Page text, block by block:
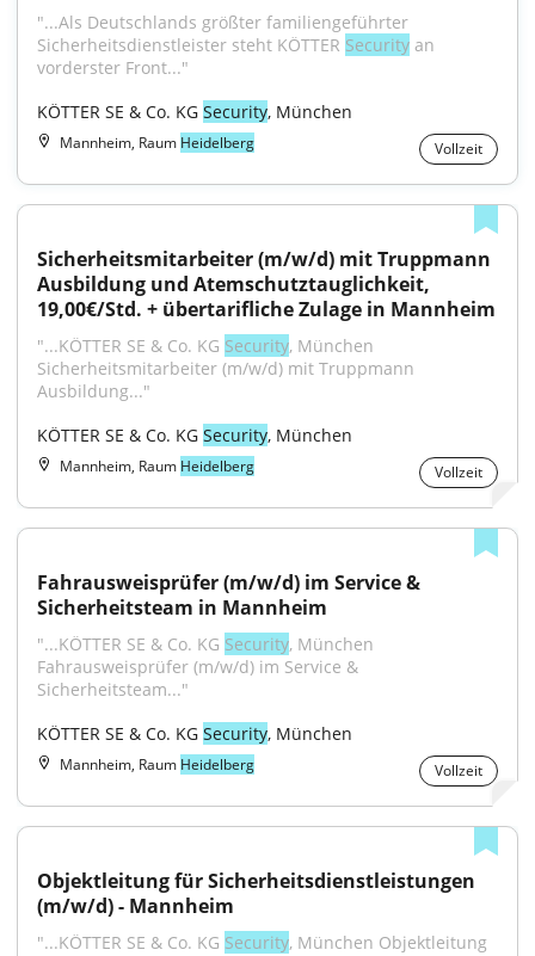
"...Als Deutschlands größter familiengeführter
Sicherheitsdienstleister steht KÖTTER Security an
vorderster Front..."
KÖTTER SE & Co. KG Security, München
Mannheim, Raum Heidelberg Vollzeit
Sicherheitsmitarbeiter (m/w/d) mit Truppmann
Ausbildung und Atemschutztauglichkeit,
19,00€/Std. + übertarifliche Zulage in Mannheim
"...KÖTTER SE & Co. KG Security, München
Sicherheitsmitarbeiter (m/w/d) mit Truppmann
Ausbildung..."
KÖTTER SE & Co. KG Security, München
Mannheim, Raum Heidelberg Vollzeit
Fahrausweisprüfer (m/w/d) im Service &
Sicherheitsteam in Mannheim
"...KÖTTER SE & Co. KG Security, München
Fahrausweisprüfer (m/w/d) im Service &
Sicherheitsteam..."
KÖTTER SE & Co. KG Security, München
Mannheim, Raum Heidelberg Vollzeit
Objektleitung für Sicherheitsdienstleistungen
(m/w/d) - Mannheim
"...KÖTTER SE & Co. KG Security, München Objektleitung